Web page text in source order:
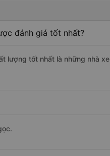
đánh giá tốt nhất?
lượng tốt nhất là những nhà xe